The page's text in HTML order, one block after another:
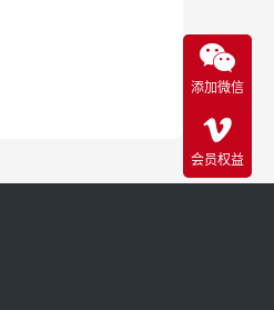
添加微信
会员权益